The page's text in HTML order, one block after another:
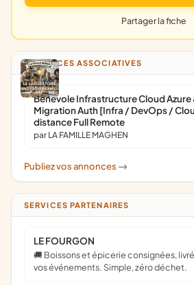
Partager la fiche
ANNONCES ASSOCIATIVES
Bénévole Infrastructure Cloud Azure
Migration Auth [Infra / DevOps /
distance Full Remote
par LA FAMILLE MAGHEN
Publiez vos annonces ->
SERVICES PARTENAIRES
LE FOURGON
🚚 Boissons et épicerie consignées, livrées et reprises pour
vos événements. Simple, zéro déchet.